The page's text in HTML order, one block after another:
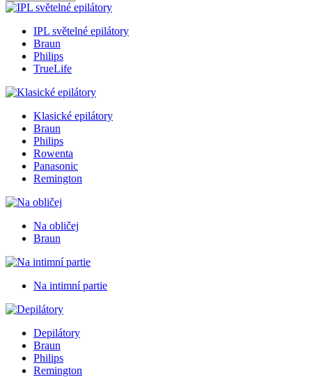
IPL světelné epilátory
Braun
Philips
TrueLife
Klasické epilátory
Braun
Philips
Rowenta
Panasonic
Remington
Na obličej
Braun
Na intimní partie
Depilátory
Braun
Philips
Remington